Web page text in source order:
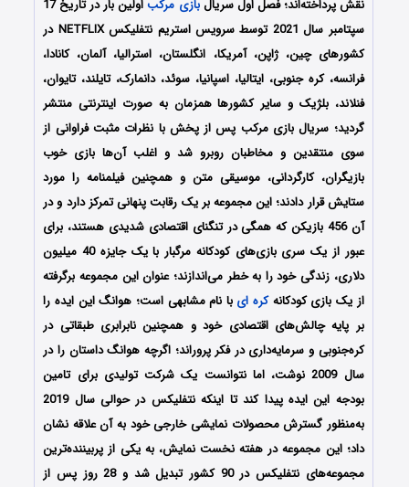
نقش پرداخته‌اند؛ فصل اول سریالبازی مرکب
اولین بار در تاریخ 17
سپتامبر سال 2021 توسط سرویس استریم نتفلیکس NETFLIX در
کشورهای چین، ژاپن، آمریکا، انگلستان، استرالیا، آلمان، کانادا،
فرانسه، کره جنوبی، ایتالیا، اسپانیا، سوئد، دانمارک، تایلند، تایوان،
فنلاند، بلژیک و سایر کشورها همزمان به صورت اینترنتی منتشر
گردید؛ سریال بازی مرکب پس از پخش با نظرات مثبت فراوانی از
سوی منتقدین و مخاطبان روبرو شد و اغلب آن‌ها بازی خوب
بازیگران، کارگردانی، موسیقی متن و همچنین فیلمنامه را مورد
ستایش قرار دادند؛ این مجموعه بر یک رقابت پنهانی تمرکز دارد و در
آن 456 بازیکن که همگی در تنگنای اقتصادی شدیدی هستند، برای
عبور از یک سری بازی‌های کودکانه مرگبار با یک جایزه 40 میلیون
دلاری، زندگی خود را به خطر می‌اندازند؛ عنوان این مجموعه برگرفته
از یک بازی کودکانهکره ای با نام مشابهی است؛ هوانگ این ایده را
بر پایه چالش‌های اقتصادی خود و همچنین نابرابری طبقاتی در
کره‌جنوبی و سرمایه‌داری در فکر پروراند؛ اگرچه هوانگ داستان را در
سال 2009 نوشت، اما نتوانست یک شرکت تولیدی برای تامین
بودجه این ایده پیدا کند تا اینکه نتفلیکس در حوالی سال 2019
به‌منظور گسترش محصولات نمایشی خارجی خود به آن علاقه نشان
داد؛ این مجموعه در هفته نخست نمایش، به یکی از پربیننده‌ترین
مجموعه‌های نتفلیکس در 90 کشور تبدیل شد و 28 روز پس از